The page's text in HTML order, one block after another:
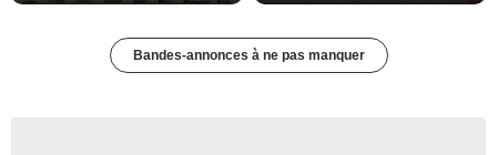
Bandes-annonces à ne pas manquer